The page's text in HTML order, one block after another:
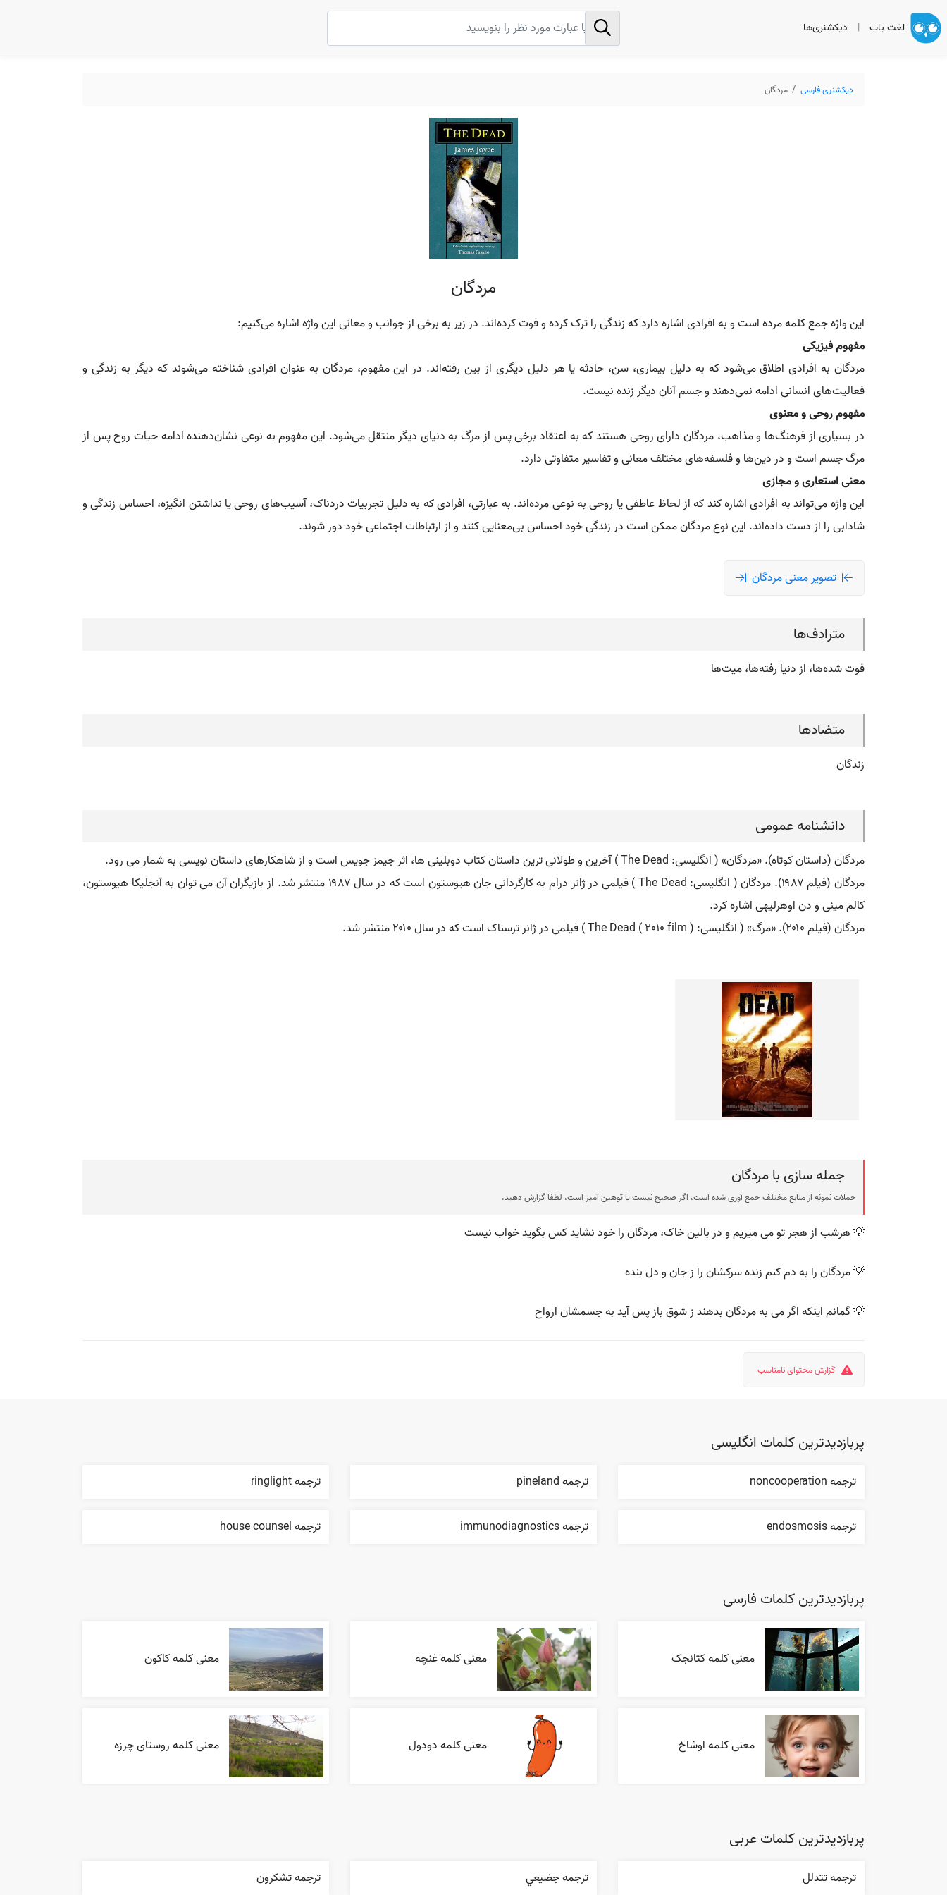
لغت یاب | دیکشنری‌ها
دیکشنری فارسی مردگان
مردگان
این واژه جمع کلمه مرده است و به افرادی اشاره دارد که زندگی را ترک کرده و فوت کرده‌اند. در زیر به برخی از جوانب و معانی این واژه اشاره می‌کنیم:
مفهوم فیزیکی
مردگان به افرادی اطلاق می‌شود که به دلیل بیماری، سن، حادثه یا هر دلیل دیگری از بین رفته‌اند. در این مفهوم، مردگان به عنوان افرادی شناخته می‌شوند که دیگر به زندگی و
فعالیت‌های انسانی ادامه نمی‌دهند و جسم آنان دیگر زنده نیست.
مفهوم روحی و معنوی
در بسیاری از فرهنگ‌ها و مذاهب، مردگان دارای روحی هستند که به اعتقاد برخی پس از مرگ به دنیای دیگر منتقل می‌شود. این مفهوم به نوعی نشان‌دهنده ادامه حیات روح پس از
مرگ جسم است و در دین‌ها و فلسفه‌های مختلف معانی و تفاسیر متفاوتی دارد.
معنی استعاری و مجازی
این واژه می‌تواند به افرادی اشاره کند که از لحاظ عاطفی یا روحی به نوعی مرده‌اند. به عبارتی، افرادی که به دلیل تجربیات دردناک، آسیب‌های روحی یا نداشتن انگیزه، احساس زندگی و
شادابی را از دست داده‌اند. این نوع مردگان ممکن است در زندگی خود احساس بی‌معنایی کنند و از ارتباطات اجتماعی خود دور شوند.
تصویر معنی مردگان
مترادف‌ها
فوت شده‌ها، از دنیا رفته‌ها، میت‌ها
متضادها
زندگان
دانشنامه عمومی
مردگان (داستان کوتاه). «مردگان» ( انگلیسی: The Dead ) آخرین و طولانی ترین داستان کتاب دوبلینی ها، اثر جیمز جویس است و از شاهکارهای داستان نویسی به شمار می رود.
مردگان (فیلم ۱۹۸۷). مردگان ( انگلیسی: The Dead ) فیلمی در ژانر درام به کارگردانی جان هیوستون است که در سال ۱۹۸۷ منتشر شد. از بازیگران آن می توان به آنجلیکا هیوستون،
کالم مینی و دن اوهرلیهی اشاره کرد.
مردگان (فیلم ۲۰۱۰). «مرگ» ( انگلیسی: The Dead ( 2010 film ) ) فیلمی در ژانر ترسناک است که در سال ۲۰۱۰ منتشر شد.
جمله سازی با مردگان
جملات نمونه از منابع مختلف جمع آوری شده است، اگر صحیح نیست یا توهین آمیز است، لطفا گزارش دهید.
💡 هرشب از هجر تو می میریم و در بالین خاک، مردگان را خود نشاید کس بگوید خواب نیست
💡 مردگان را به دم کنم زنده سرکشان را ز جان و دل بنده
💡 گمانم اینکه اگر می به مردگان بدهند ز شوق باز پس آید به جسمشان ارواح
گزارش محتوای نامناسب
پربازدیدترین کلمات انگلیسی
ترجمه noncooperation ترجمه pineland ترجمه ringlight
ترجمه endosmosis ترجمه immunodiagnostics ترجمه house counsel
پربازدیدترین کلمات فارسی
معنی کلمه کتانجک معنی کلمه غنچه معنی کلمه کاکون
معنی کلمه اوشاخ معنی کلمه دودول معنی کلمه روستای چرزه
پربازدیدترین کلمات عربی
ترجمه تتدلل ترجمه جضيعي ترجمه تشکرون